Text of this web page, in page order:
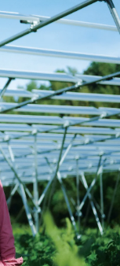
グラム
を無料で楽し
録